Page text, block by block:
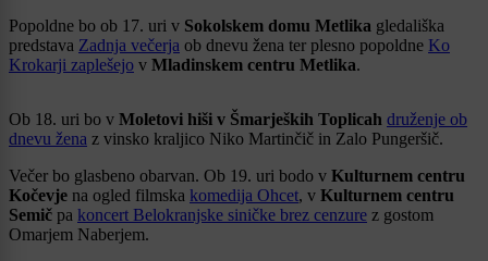
Popoldne bo ob 17. uri v Sokolskem domu Metlika gledališka
predstava Zadnja večerja ob dnevu žena ter plesno popoldne Ko
Krokarji zaplešejo v Mladinskem centru Metlika.
Ob 18. uri bo v Moletovi hiši v Šmarjeških Toplicah druženje ob
dnevu žena z vinsko kraljico Niko Martinčič in Zalo Pungeršič.
Večer bo glasbeno obarvan. Ob 19. uri bodo v Kulturnem centru
Kočevje na ogled filmska komedija Ohcet, v Kulturnem centru
Semič pa koncert Belokranjske siničke brez cenzure z gostom
Omarjem Naberjem.